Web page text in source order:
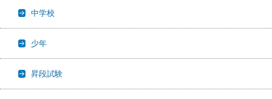
中学校
少年
昇段試験